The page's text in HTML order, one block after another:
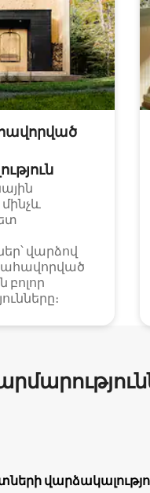
վարձով
բոլոր